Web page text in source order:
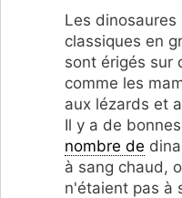
Les
classiques en
sont érigés sur
comme les
aux lézards et
Il y a de
nombre de
à sang chaud,
n'étaient pas à